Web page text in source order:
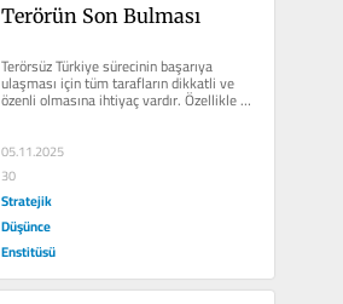
Terörün Son Bulması
Terörsüz Türkiye sürecinin başarıya
ulaşması için tüm tarafların dikkatli ve
özenli olmasına ihtiyaç vardır. Özellikle
05.11.2025
30
Stratejik
Düşünce
Enstitüsü